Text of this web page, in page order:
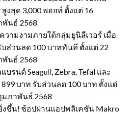
สูงสุด 3,000 พอยท์ ตั้งแต่ 16
พันธ์ 2568
ามงามภายใต้กลุ่มยูนิลีเวอร์ เมื่อ
ส่วนลด 100 บาททันที ตั้งแต่ 22
พันธ์ 2568
รนด์ Seagull, Zebra, Tefal และ
บาท รับส่วนลด 100 บาท ตั้งแต่
มภาพันธ์ 2568
ขึ้น! ช้อปผ่านแอปพลิเคชัน Makro